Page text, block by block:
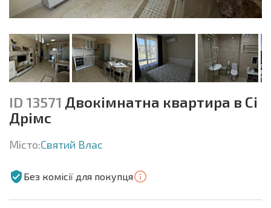
ID 13571 Двокімнатна квартира в Сі
Дрімс
Місто:Святий Влас
Без комісії для покупця